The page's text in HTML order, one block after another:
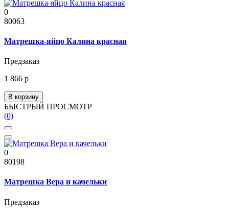
0
80063
Матрешка-яйцо Калина красная
Предзаказ
1 866 р
В корзину
БЫСТРЫЙ ПРОСМОТР
(0)
0
80198
Матрешка Вера и качельки
Предзаказ